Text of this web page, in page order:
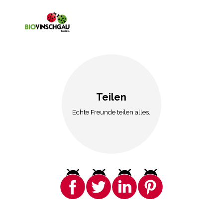
Teilen
Echte Freunde teilen alles.